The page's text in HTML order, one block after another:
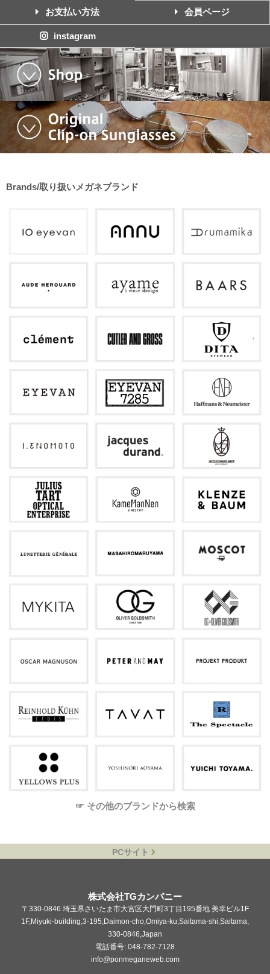
お支払い方法 会員ページ
instagram
Brands/取り扱いメガネブランド
☞ その他のブランドから検索
PCサイト
株式会社TGカンパニー
〒330-0846 埼玉県さいたま市大宮区大門町3丁目195番地 美幸ビル1F
1F,Miyuki-building,3-195,Daimon-cho,Omiya-ku,Saitama-shi,Saitama,
330-0846,Japan
電話番号: 048-782-7128
info@ponmeganeweb.com